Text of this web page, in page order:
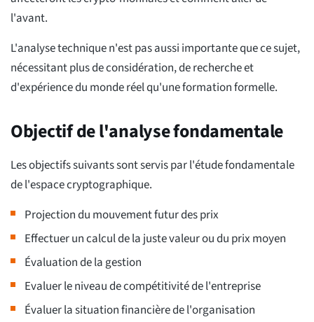
l'avant.
L'analyse technique n'est pas aussi importante que ce sujet,
nécessitant plus de considération, de recherche et
d'expérience du monde réel qu'une formation formelle.
Objectif de l'analyse fondamentale
Les objectifs suivants sont servis par l'étude fondamentale
de l'espace cryptographique.
Projection du mouvement futur des prix
Effectuer un calcul de la juste valeur ou du prix moyen
Évaluation de la gestion
Evaluer le niveau de compétitivité de l'entreprise
Évaluer la situation financière de l'organisation